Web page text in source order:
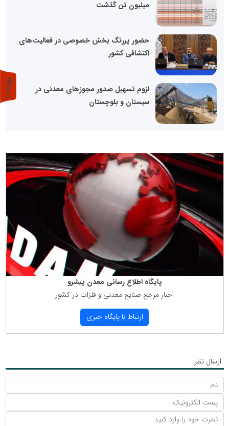
میلیون تن گذشت
حضور پررنگ بخش خصوصی در فعالیت‌های
اکتشافی کشور
لزوم تسهیل صدور مجوزهای معدنی در
سیستان و بلوچستان
پایگاه اطلاع رسانی معدن پیشرو
اخبار مرجع صنایع معدنی و فلزات در كشور
ارتباط با پایگاه خبری
ارسال نظر
پ
ر
و
ن
د
ه
1